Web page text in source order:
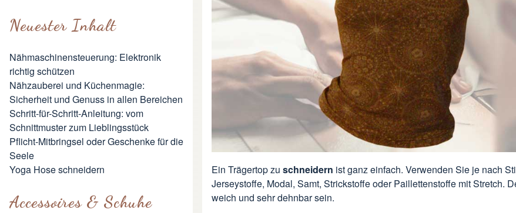
Neuester Inhalt
Nähmaschinensteuerung: Elektronik
richtig schützen
Nähzauberei und Küchenmagie:
Sicherheit und Genuss in allen Bereichen
Schritt-für-Schritt-Anleitung: vom
Schnittmuster zum Lieblingsstück
Pflicht-Mitbringsel oder Geschenke für die
Seele
Yoga Hose schneidern
Accessoires & Schuhe
Ein Trägertop zu schneidern ist ganz einfach. Verwenden Sie je nach
Jerseystoffe, Modal, Samt, Strickstoffe oder Paillettenstoffe mit Stretch.
weich und sehr dehnbar sein.